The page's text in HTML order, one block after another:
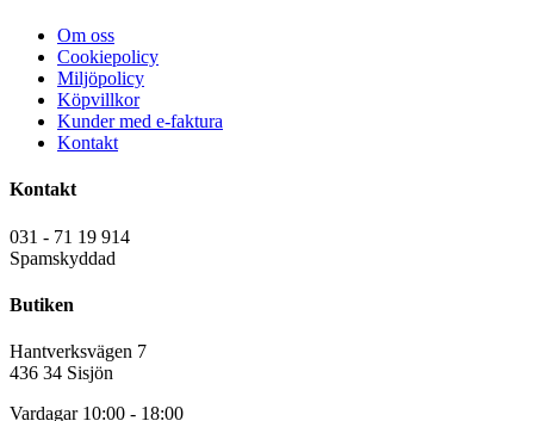
på
Om oss
Cookiepolicy
Miljöpolicy
Köpvillkor
Kunder med e-faktura
Kontakt
Kontakt
031 - 71 19 914
Spamskyddad
Butiken
Hantverksvägen 7
436 34 Sisjön
Vardagar 10:00 - 18:00